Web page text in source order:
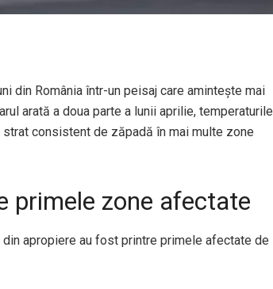
din România într-un peisaj care amintește mai
arată a doua parte a lunii aprilie, temperaturile
consistent de zăpadă în mai multe zone
primele zone afectate
apropiere au fost printre primele afectate de